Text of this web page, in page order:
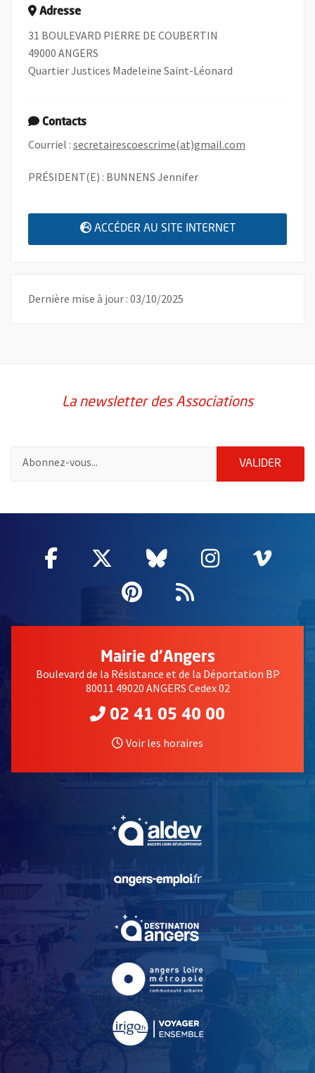
Adresse
31 BOULEVARD PIERRE DE COUBERTIN
49000 ANGERS
Quartier Justices Madeleine Saint-Léonard
Contacts
Courriel : secretairescoescrime(at)gmail.com
PRÉSIDENT(E) : BUNNENS Jennifer
ACCÉDER AU SITE INTERNET , OUVRE UNE
Dernière mise à jour : 03/10/2025
La newsletter des Associations
VALIDER
Facebook
, Ouvre une nouvelle fenêtre
Twitter
, Ouvre une nouvelle
Bluesky
, Ouvre une
Instagram
, Ouvre
,
Pinterest
, Ouvre une
Flux RSS
Mairie d'Angers
Boulevard de la Résistance et de la Déportation BP
80011 49020 ANGERS Cedex 02
02 41 05 40 00
Voir les horaires
, Ouvre une nouvelle
, Ouvre une nouvelle